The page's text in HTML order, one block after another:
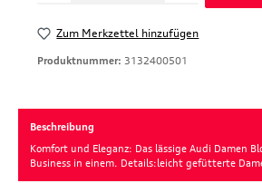
Zum Merkzettel hinzufügen
Produktnummer: 3132400501
Beschreibung
Komfort und Eleganz: Das lässige Audi Damen
Business in einem. Details:leicht gefütterte